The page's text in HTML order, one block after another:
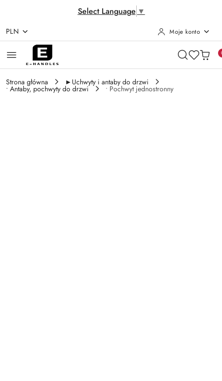
Select Language ▼
Przejdź do treści głównej
Przejdź do wyszukiwarki
Przejdź do moje konto
Przejdź do menu głównego
Przejdź do opisu produktu
Przejdź do stopki
PLN Moje konto
Strona główna ►Uchwyty i antaby do drzwi
• Antaby, pochwyty do drzwi • Pochwyt jednostronny